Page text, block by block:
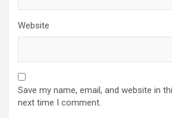
Website
Save my name, email, and website in
next time I comment.